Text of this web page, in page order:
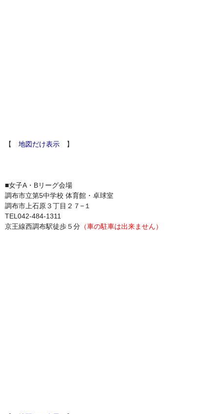
【 地図だけ表示 】
■女子A・Bリーグ会場
調布市立第5中学校 体育館・卓球室
調布市上石原３丁目２７−１
TEL042-484-1311
京王線西調布駅徒歩５分 （車の駐車は出来ません）